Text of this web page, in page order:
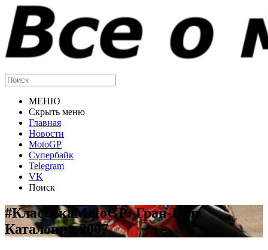
МЕНЮ
Скрыть меню
Главная
Новости
MotoGP
Супербайк
Telegram
VK
Поиск
#КлассикаMotoGP: Гран-При
Каталонии 2007